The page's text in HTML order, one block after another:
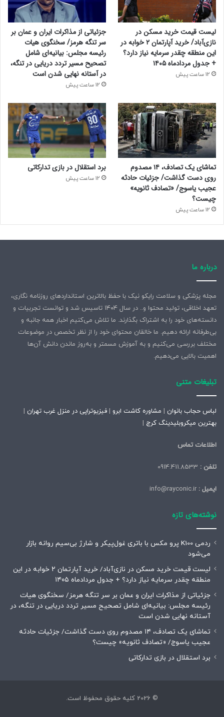
لیست قیمت خرید مسکن در
نازی‌آباد/ خرید آپارتمان ۲ خوابه در
این منطقه چقدر سرمایه نیاز دارد؟
+ جدول مردادماه ۱۴۰۵
12 ساعت پیش
جزئیاتی از مذاکرات ایران و عمان بر
سر تنگه هرمز/ سخنگوی هیات
رئیسه مجلس: بیانیه‌ای شامل
تصحیح مسیر تردد دریایی در تنگه،
در آستانه نهایی شدن است
12 ساعت پیش
تماشای یک تصادف، ۱۴ مصدوم
روی دست گذاشت/ جزئیات حادثه
عجیب یاسوج/ «تصادف ثانویه»
چیست؟
12 ساعت پیش
برد استقلال در بازی تدارکاتی
12 ساعت پیش
درباره ما
مجله پزشکی و سلامت رایکو نیک با حفظ بالاترین استانداردهای روزنامه نگاری،
تعهد اخلاقی، تولید محتوا و.. در سال ۱۴۰۴ تاسیس شد و توانست تجربیات و
دانسته‌های خود را به اشتراک بگذارند. ما تلاش می‌کنیم اخبار همه جانبه و
بی‌طرفانه ارائه دهیم. ما خالقان محتوای خود را از نظر تخصص در موضوعات
مختلف بررسی می‌کنیم و به آموزش مسمتر و به‌روز ماندن دانش آن‌ها
اهمیت بالایی می‌دهیم.
تبلیغات متنی
لباس حجاب بانوان | مشاوره کاشت ابرو | فیزیوتراپی در منزل غرب تهران |
بهترین میکروبلیدینگ کرج |
اطلاعات تماس
تلفن :
ایمیل :
نوشته‌های تازه
ردمی K100 پرو مکس با باتری غول‌پیکر و شارژ بی‌سیم روانه بازار
می‌شود
لیست قیمت خرید مسکن در نازی‌آباد/ خرید آپارتمان ۲ خوابه در این
منطقه چقدر سرمایه نیاز دارد؟ + جدول مردادماه ۱۴۰۵
جزئیاتی از مذاکرات ایران و عمان بر سر تنگه هرمز/ سخنگوی هیات
رئیسه مجلس: بیانیه‌ای شامل تصحیح مسیر تردد دریایی در تنگه، در
آستانه نهایی شدن است
تماشای یک تصادف، ۱۴ مصدوم روی دست گذاشت/ جزئیات حادثه
عجیب یاسوج/ «تصادف ثانویه» چیست؟
برد استقلال در بازی تدارکاتی
© 2026 کلیه حقوق محفوظ است.